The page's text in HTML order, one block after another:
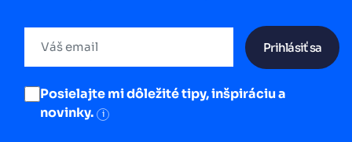
Prihlásiť sa
Posielajte mi dôležité tipy, inšpiráciu a
novinky.
i